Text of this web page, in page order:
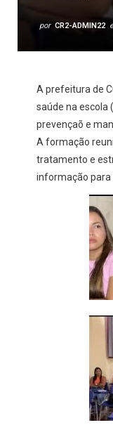
por CR2-ADMIN22
A prefeitura de
saúde na escola
prevençaõ e
A formação
tratamento e
informação para